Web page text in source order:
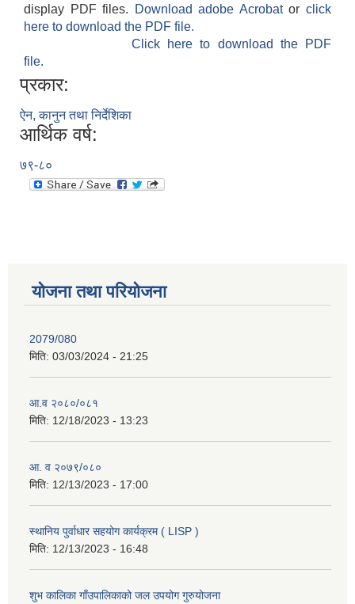
display PDF files.
Download adobe Acrobatorclick
here to download the PDF file.
Click here to download the PDF
file.
प्रकार:
ऐन, कानुन तथा निर्देशिका
आर्थिक वर्ष:
७९-८०
योजना तथा परियोजना
2079/080
मिति: 03/03/2024 - 21:25
आ.व २०८०/०८१
मिति: 12/18/2023 - 13:23
आ. व २०७९/०८०
मिति: 12/13/2023 - 17:00
स्थानिय पुर्वाधार सहयोग कार्यक्रम ( LISP )
मिति: 12/13/2023 - 16:48
शुभ कालिका गाँउपालिकाको जल उपयोग गुरुयोजना